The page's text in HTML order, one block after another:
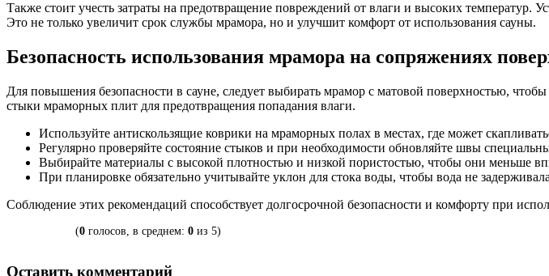
Также стоит учесть затраты на предотвращение повреждений от влаги и высоких температур.
Это не только увеличит срок службы мрамора, но и улучшит комфорт от использования сауны.
Безопасность использования мрамора на сопряжениях
Для повышения безопасности в сауне, следует выбирать мрамор с матовой поверхностью,
стыки мраморных плит для предотвращения попадания влаги.
Используйте антискользящие коврики на мраморных полах в местах, где может
Регулярно проверяйте состояние стыков и при необходимости обновляйте швы
Выбирайте материалы с высокой плотностью и низкой пористостью, чтобы они меньше
При планировке обязательно учитывайте уклон для стока воды, чтобы вода не
Соблюдение этих рекомендаций способствует долгосрочной безопасности и комфорту при
(0 голосов, в среднем: 0 из 5)
Оставить комментарий